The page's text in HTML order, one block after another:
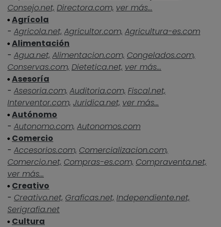
Consejo.net, Directora.com, ver más...
Agrícola
- Agricola.net, Agricultor.com, Agricultura-es.com
Alimentación
- Agua.net, Alimentacion.com, Congelados.com,
Conservas.com, Dietetica.net, ver más...
Asesoría
- Asesoria.com, Auditoria.com, Fiscal.net,
Interventor.com, Juridica.net, ver más...
Autónomo
- Autonomo.com, Autonomos.com
Comercio
- Accesorios.com, Comercializacion.com,
Comercio.net, Compras-es.com, Compraventa.net,
ver más...
Creativo
- Creativo.net, Graficas.net, Independiente.net,
Serigrafia.net
Cultura